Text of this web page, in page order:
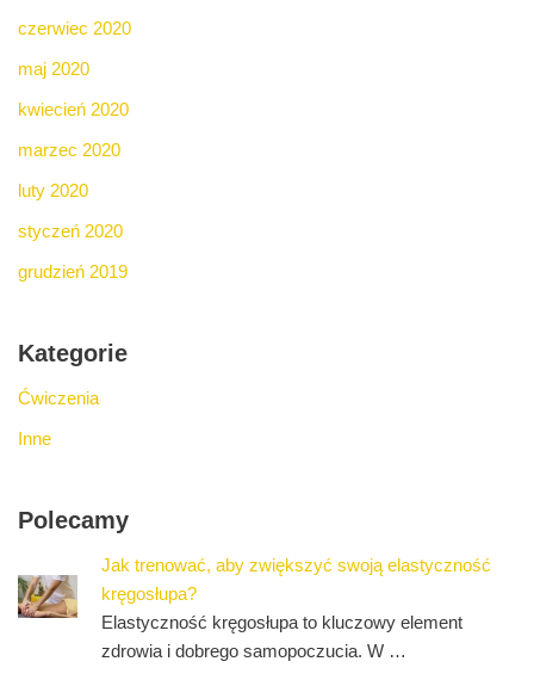
czerwiec 2020
maj 2020
kwiecień 2020
marzec 2020
luty 2020
styczeń 2020
grudzień 2019
Kategorie
Ćwiczenia
Inne
Polecamy
Jak trenować, aby zwiększyć swoją elastyczność
kręgosłupa?
Elastyczność kręgosłupa to kluczowy element
zdrowia i dobrego samopoczucia. W …